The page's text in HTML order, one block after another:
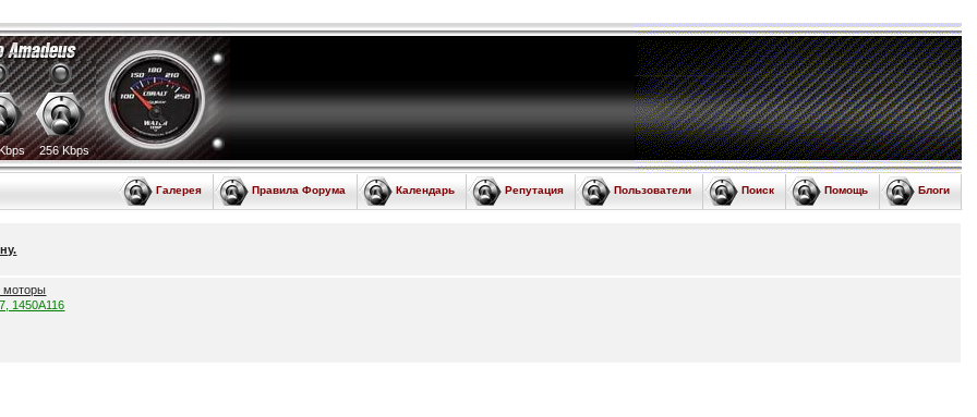
256 Kbps
Блоги
Помощь
Поиск
Пользователи
Репутация
Календарь
Правила Форума
Галерея
моторы
1450A116